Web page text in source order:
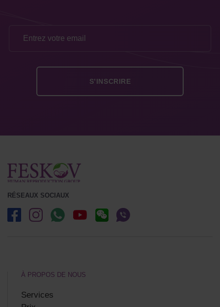
RÉSEAUX SOCIAUX
À PROPOS DE NOUS
Services